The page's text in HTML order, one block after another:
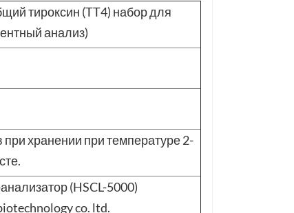
тироксин (TT4) набор для
анализ)
хранении при температуре 2-
(HSCL-5000)
co. ltd.